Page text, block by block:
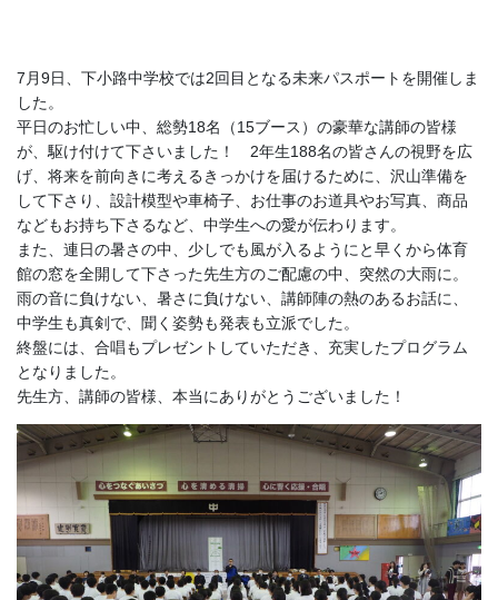
7月9日、下小路中学校では2回目となる未来パスポートを開催しま
した。
平日のお忙しい中、総勢18名（15ブース）の豪華な講師の皆様
が、駆け付けて下さいました！ 2年生188名の皆さんの視野を広
げ、将来を前向きに考えるきっかけを届けるために、沢山準備を
して下さり、設計模型や車椅子、お仕事のお道具やお写真、商品
などもお持ち下さるなど、中学生への愛が伝わります。
また、連日の暑さの中、少しでも風が入るようにと早くから体育
館の窓を全開して下さった先生方のご配慮の中、突然の大雨に。
雨の音に負けない、暑さに負けない、講師陣の熱のあるお話に、
中学生も真剣で、聞く姿勢も発表も立派でした。
終盤には、合唱もプレゼントしていただき、充実したプログラム
となりました。
先生方、講師の皆様、本当にありがとうございました！